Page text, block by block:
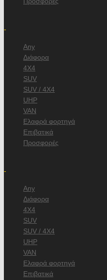
-
Any
Διάφορα
4X4
SUV
SUV / 4X4
UHP
VAN
Ελαφρά φορτηγά
Επιβατικά
Προσφορές
-
Any
Διάφορα
4X4
SUV
SUV / 4X4
UHP
VAN
Ελαφρά φορτηγά
Επιβατικά